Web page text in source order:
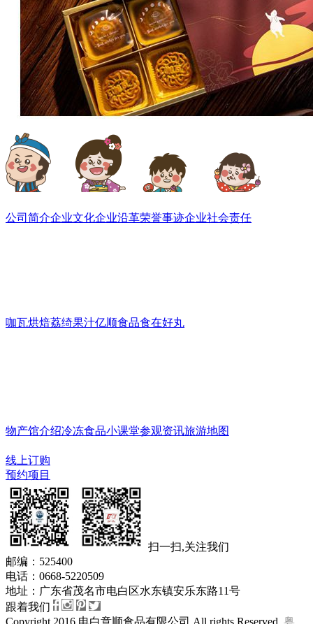
公司简介企业文化企业沿革荣誉事迹企业社会责任
咖瓦烘焙荔绮果汁亿顺食品食在好丸
物产馆介绍冷冻食品小课堂参观资讯旅游地图
线上订购
预约项目
扫一扫,关注我们
邮编：525400
电话：0668-5220509
地址：广东省茂名市电白区水东镇安乐东路11号
跟着我们
Copyright 2016 电白意顺食品有限公司 All rights Reserved. 粤